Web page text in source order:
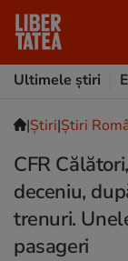
Ultimele știri
|Ştiri|Știri
CFR
deceniu,
trenuri.
pasageri